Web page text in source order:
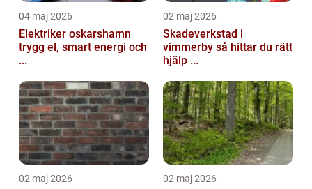
04 maj 2026
Elektriker oskarshamn
trygg el, smart energi och
...
02 maj 2026
Skadeverkstad i
vimmerby så hittar du rätt
hjälp ...
02 maj 2026 02 maj 2026